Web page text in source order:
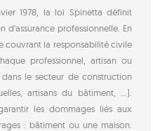
1978, la loi Spinetta définit
d’assurance professionnelle. En
couvrant la responsabilité civile
professionnel, artisan ou
le secteur de construction
artisans du bâtiment, …).
les dommages liés aux
: bâtiment ou une maison.